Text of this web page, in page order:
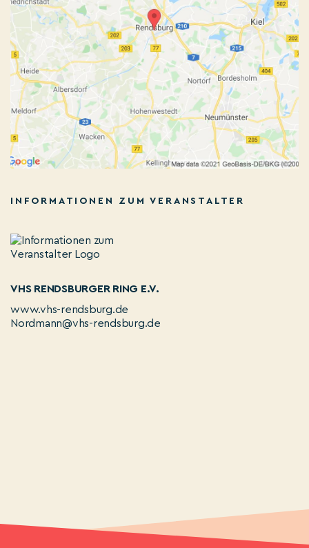
INFORMATIONEN ZUM VERANSTALTER
VHS RENDSBURGER RING E.V.
www.vhs-rendsburg.de
Nordmann@vhs-rendsburg.de